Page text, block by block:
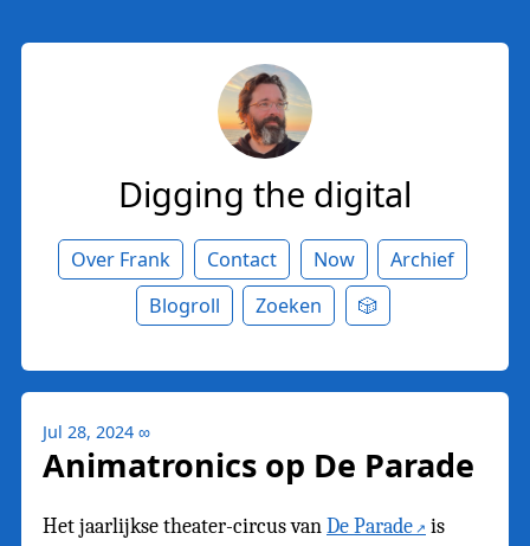
Digging the digital
Over Frank Contact Now
Archief
Blogroll
Zoeken 🎲
Jul 28, 2024 ∞
Animatronics op De Parade
Het jaarlijkse theater-circus vanDe Parade
is